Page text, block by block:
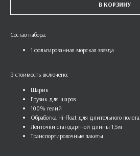
В КОРЗИНУ
Состав набора:
1 фольгированная морская звезда
В стоимость включено:
Шарик
Грузик для шаров
100% гелий
Обработка Hi-Float для длительного полета
Ленточки стандартной длины 1,5м
Транспортировочные пакеты